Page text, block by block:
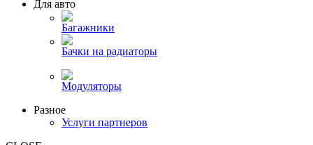
Для авто
Багажники
Бачки на радиаторы
Модуляторы
Разное
Услуги партнеров